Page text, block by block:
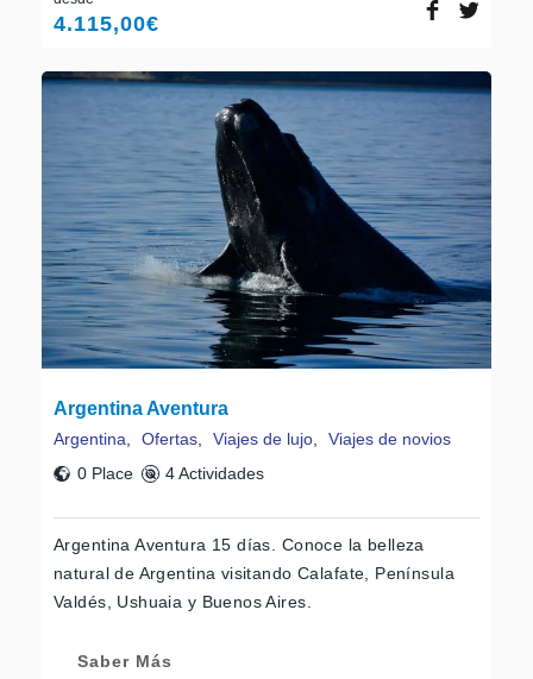
4.115,00€
Argentina Aventura
Argentina Ofertas Viajes de lujo
Viajes de novios
0 Place
4 Actividades
Argentina Aventura 15 días. Conoce la belleza
natural de Argentina visitando Calafate, Península
Valdés, Ushuaia y Buenos Aires.
Saber Más